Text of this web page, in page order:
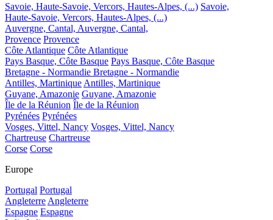
Savoie, Haute-Savoie, Vercors, Hautes-Alpes, (...) Savoie,
Haute-Savoie, Vercors, Hautes-Alpes, (...)
Auvergne, Cantal, Auvergne, Cantal,
Provence Provence
Côte Atlantique Côte Atlantique
Pays Basque, Côte Basque Pays Basque, Côte Basque
Bretagne - Normandie Bretagne - Normandie
Antilles, Martinique Antilles, Martinique
Guyane, Amazonie Guyane, Amazonie
Île de la Réunion Île de la Réunion
Pyrénées Pyrénées
Vosges, Vittel, Nancy Vosges, Vittel, Nancy
Chartreuse Chartreuse
Corse Corse
Europe
Portugal Portugal
Angleterre Angleterre
Espagne Espagne